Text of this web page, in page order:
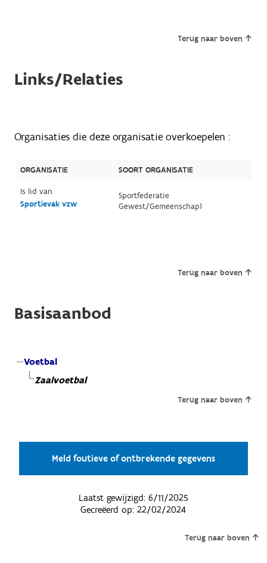
Terug naar boven
Links/Relaties
Organisaties die deze organisatie overkoepelen :
ORGANISATIE
SOORT ORGANISATIE
Is lid van
Sportievak vzw
Sportfederatie
Gewest/Gemeenschap)
Terug naar boven
Basisaanbod
Voetbal
Zaalvoetbal
Terug naar boven
Meld foutieve of ontbrekende gegevens
Laatst gewijzigd: 6/11/2025
Gecreëerd op:22/02/2024
Terug naar boven